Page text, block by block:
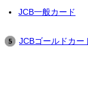
JCB一般カード
JCBゴールドカー